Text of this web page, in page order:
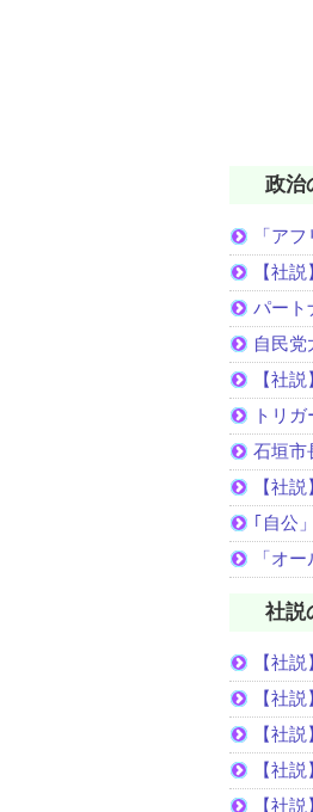
政治
「ア
【社
パート
自民
【社
トリ
石垣市
【社
｢自公
「オ
社説
【社
【社
【社
【社
【社